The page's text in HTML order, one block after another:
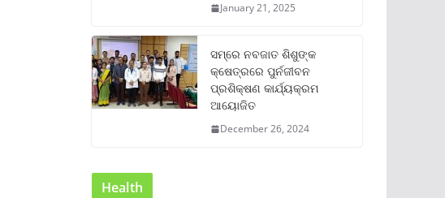
January 21, 2025
ସମ୍‌ରେ ନବଜାତ ଶିଶୁଙ୍କ
କ୍ଷେତ୍ରରେ ପୁର୍ନଜୀବନ
ପ୍ରଶିକ୍ଷଣ କାର୍ଯ୍ୟକ୍ରମ
ଆୟୋଜିତ
December 26, 2024
Health